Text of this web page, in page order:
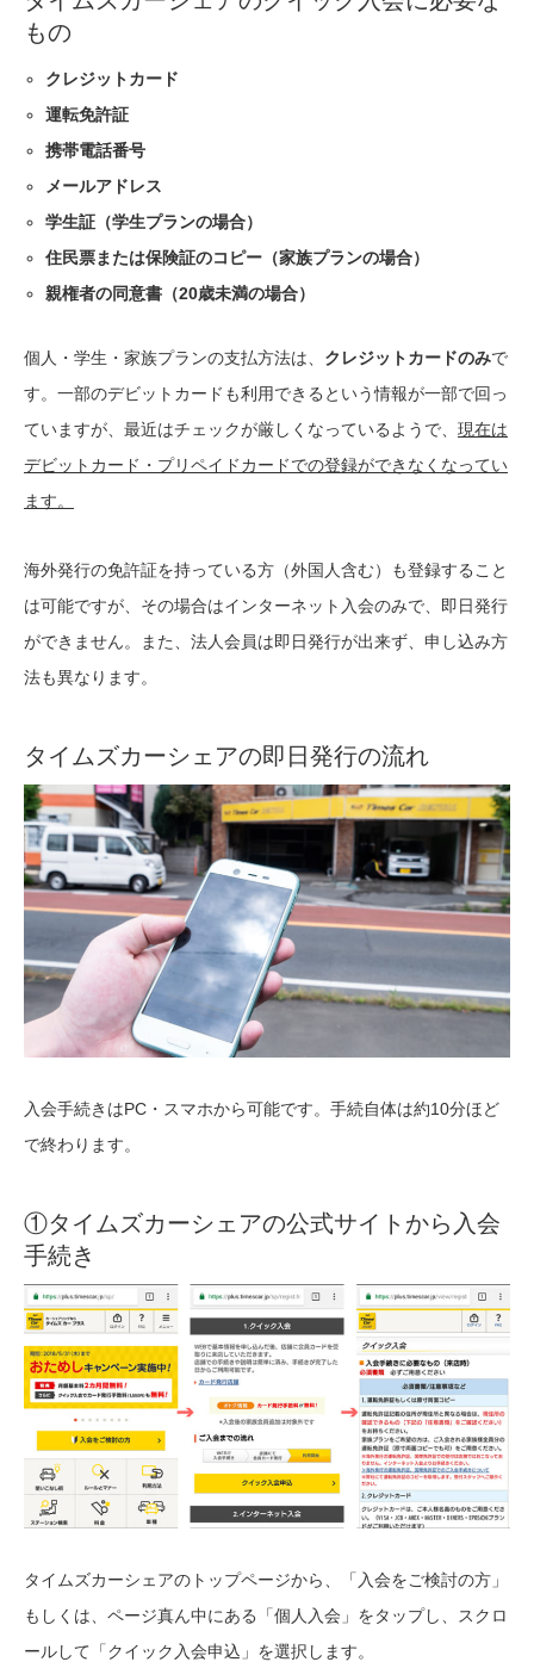
もの
クレジットカード
運転免許証
携帯電話番号
メールアドレス
学生証（学生プランの場合）
住民票または保険証のコピー（家族プランの場合）
親権者の同意書（20歳未満の場合）
個人・学生・家族プランの支払方法は、 クレジットカードのみで
す。一部のデビットカードも利用できるという情報が一部で回っ
ていますが、最近はチェックが厳しくなっているようで、 現在は
デビットカード・プリペイドカードでの登録ができなくなってい
ます。
海外発行の免許証を持っている方（外国人含む）も登録すること
は可能ですが、その場合はインターネット入会のみで、即日発行
ができません。また、法人会員は即日発行が出来ず、申し込み方
法も異なります。
タイムズカーシェアの即日発行の流れ
入会手続きはPC・スマホから可能です。手続自体は約10分ほど
で終わります。
①タイムズカーシェアの公式サイトから入会
手続き
タイムズカーシェアのトップページから、「入会をご検討の方」
もしくは、ページ真ん中にある「個人入会」をタップし、スクロ
ールして「クイック入会申込」を選択します。